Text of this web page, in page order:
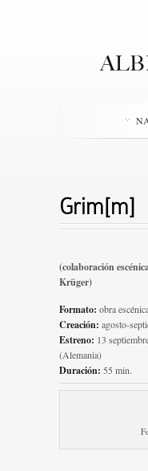
Grim[m]
(colaboración
Krüger)
Formato: obra
Creación: agosto-
Estreno: 13
(Alemania)
Duración: 55 min.